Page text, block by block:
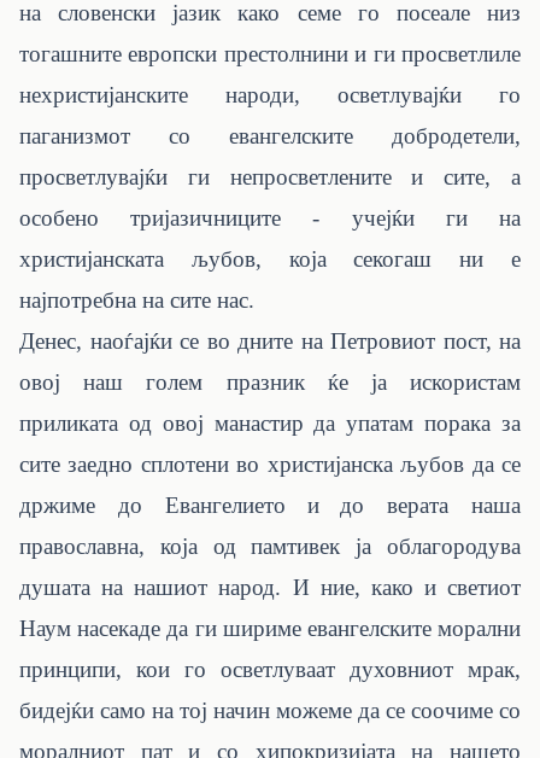
на словенски јазик како семе го посеале низ
тогашните европски престолнини и ги просветлиле
нехристијанските народи, осветлувајќи го
паганизмот со евангелските добродетели,
просветлувајќи ги непросветлените и сите, а
особено тријазичниците - учејќи ги на
христијанската љубов, која секогаш ни е
најпотребна на сите нас.
Денес, наоѓајќи се во дните на Петровиот пост, на
овој наш голем празник ќе ја искористам
приликата од овој манастир да упатам порака за
сите заедно сплотени во христијанска љубов да се
држиме до Евангелието и
до верата наша
православна, која од памтивек ја облагородува
душата на нашиот народ. И ние, како и светиот
Наум насекаде да ги шириме евангелските морални
принципи, кои го осветлуваат духовниот мрак,
бидејќи само на тој начин можеме да се соочиме со
моралниот пат и со хипокризијата на нашето